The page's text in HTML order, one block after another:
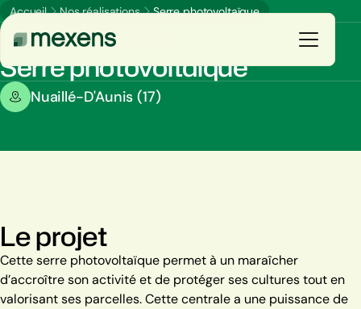
Vous êtes
Nos solutions
Ressources
Le groupe
Accueil Nos réalisations
Serre photovoltaïque
Serre solaire photovoltaïque
Serre photovoltaïque
Nuaillé-D'Aunis (17)
Galerie
Le projet
Cette serre photovoltaïque permet à un maraîcher
d’accroître son activité et de protéger ses cultures tout en
valorisant ses parcelles. Cette centrale a une puissance de